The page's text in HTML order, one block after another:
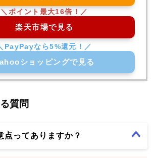
楽天市場で見る
ショッピングで見る
質問
点ってありますか？